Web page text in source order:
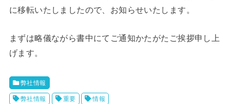
に移転いたしましたので、お知らせいたします。
まずは略儀ながら書中にてご通知かたがたご挨拶申し上
げます。
弊社情報
弊社情報 重要 情報